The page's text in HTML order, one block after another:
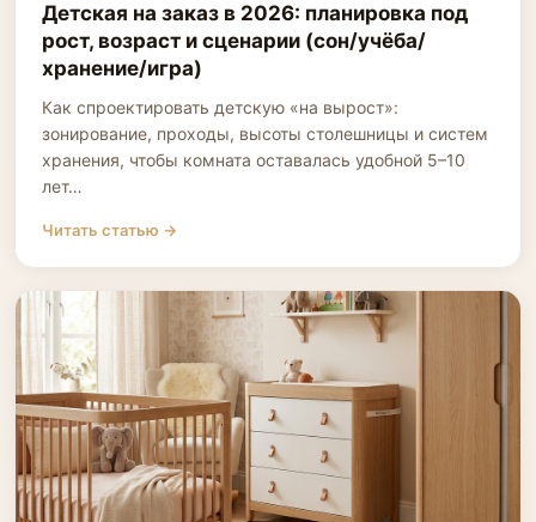
Детская на заказ в 2026: планировка под
рост, возраст и сценарии (сон/учёба/
хранение/игра)
Как спроектировать детскую «на вырост»:
зонирование, проходы, высоты столешницы и систем
хранения, чтобы комната оставалась удобной 5–10
лет…
Читать статью →